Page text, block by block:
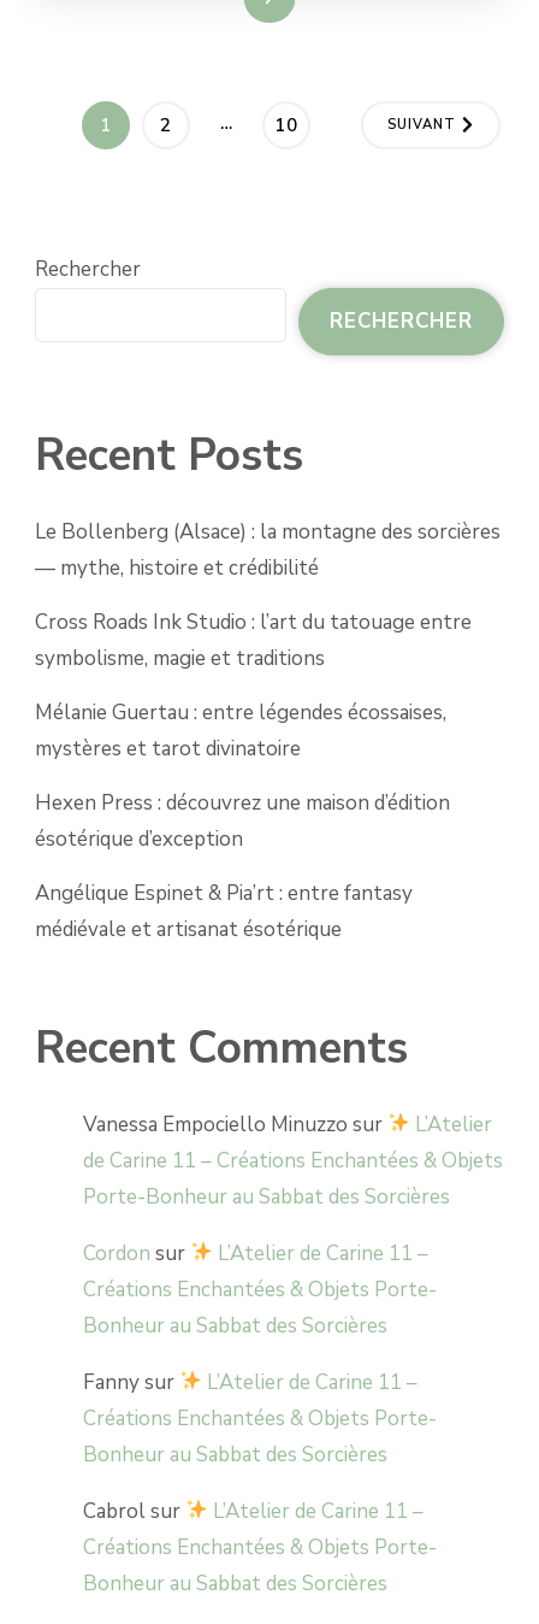
Pagination
PAGE
1 PAGE
2 … PAGE
10 SUIVANT
Rechercher
RECHERCHER
Recent Posts
Le Bollenberg (Alsace) : la montagne des sorcières
— mythe, histoire et crédibilité
Cross Roads Ink Studio : l’art du tatouage entre
symbolisme, magie et traditions
Mélanie Guertau : entre légendes écossaises,
mystères et tarot divinatoire
Hexen Press : découvrez une maison d’édition
ésotérique d’exception
Angélique Espinet & Pia’rt : entre fantasy
médiévale et artisanat ésotérique
Recent Comments
Vanessa Empociello Minuzzo sur
L’Atelier
de Carine 11 – Créations Enchantées & Objets
Porte-Bonheur au Sabbat des Sorcières
Cordon sur
L’Atelier de Carine 11 –
Créations Enchantées & Objets Porte-
Bonheur au Sabbat des Sorcières
Fannysur
L’Atelier de Carine 11 –
Créations Enchantées & Objets Porte-
Bonheur au Sabbat des Sorcières
Cabrolsur
L’Atelier de Carine 11 –
Créations Enchantées & Objets Porte-
Bonheur au Sabbat des Sorcières